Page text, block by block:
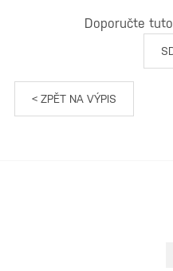
Doporučte
< ZPĚT NA VÝPIS